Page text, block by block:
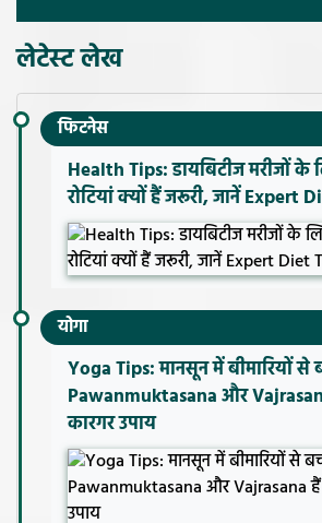
लेटेस्ट लेख
फिटनेस
Health Tips: डायबिटीज मरीजों के
रोटियां क्यों हैं जरूरी, जानें Expert
योगा
Yoga Tips: मानसून में बीमारियों
Pawanmuktasana और
कारगर उपाय